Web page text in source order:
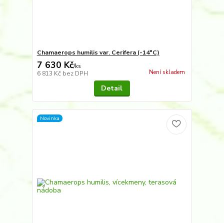
Chamaerops humilis var. Cerifera (-14°C)
7 630 Kč/ks
6 813 Kč bez DPH Není skladem
Detail
Novinka